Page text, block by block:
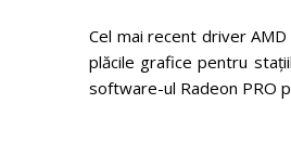
Cel mai recent driver
plăcile grafice pentru
software-ul Radeon PRO